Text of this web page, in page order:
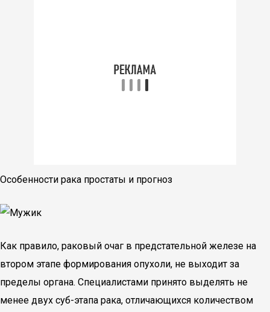
Особенности рака простаты и прогноз
Как правило, раковый очаг в предстательной железе на
втором этапе формирования опухоли, не выходит за
пределы органа. Специалистами принято выделять не
менее двух суб-этапа рака, отличающихся количеством